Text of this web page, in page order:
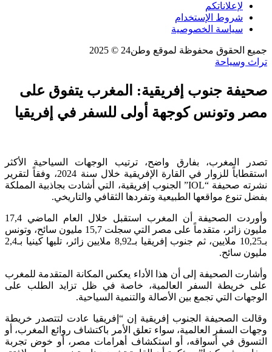
لإعلاناتكم
شروط الإستخدام
سياسة الخصوصية
جميع الحقوق محفوظة لموقع وطن24 © 2025
تراث وسياحة
صحيفة جنوب إفريقية: المغرب يتفوق على
مصر وتونس كوجهة أولى للسفر في إفريقيا
تصدر المغرب، بفارق واضح، ترتيب الوجهات السياحية الأكثر
استقطاباً للزوار في القارة الإفريقية خلال سنة 2024، وفقاً لتقرير
نشرته صحيفة “IOL” الجنوب إفريقية، التي أشادت بجاذبية المملكة
بفضل تنوع مواقعها الطبيعية وتفردها الثقافي والتاريخي.
وأوردت الصحيفة أن المغرب استقبل خلال العام الماضي 17,4
مليون زائر، متقدماً على مصر التي سجلت 15,7 مليون سائح، وتونس
بـ10,25 ملايين، ثم جنوب إفريقيا بـ8,92 ملايين زائر، تليها كينيا بـ2,4
مليون سائح.
وأشارت الصحيفة إلى أن هذا الأداء يعكس المكانة المتقدمة للمغرب
على خريطة السفر العالمية، خاصة في ظل تزايد الطلب على
الوجهات التي تجمع بين الأصالة والتنمية السياحية.
وقالت الصحيفة الجنوب إفريقية إن “إفريقيا عادت لتتصدر خريطة
وجهات السفر العالمية، سواء تعلق الأمر باكتشاف روائع المغرب، أو
التسوق في أسواقه، أو استكشاف أهرامات مصر، أو خوض تجربة